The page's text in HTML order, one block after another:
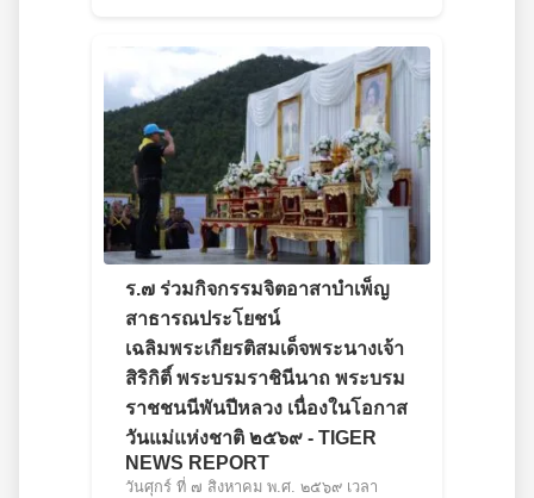
ร.๗ ร่วมกิจกรรมจิตอาสาบำเพ็ญ
สาธารณประโยชน์
เฉลิมพระเกียรติสมเด็จพระนางเจ้า
สิริกิติ์ พระบรมราชินีนาถ พระบรม
ราชชนนีพันปีหลวง เนื่องในโอกาส
วันแม่แห่งชาติ ๒๕๖๙ - TIGER
NEWS REPORT
วันศุกร์ ที่ ๗ สิงหาคม พ.ศ. ๒๕๖๙ เวลา